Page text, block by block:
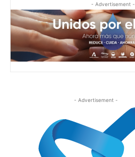
- Advertisement -
- Advertisement -